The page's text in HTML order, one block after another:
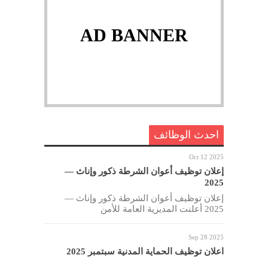
AD BANNER
احدث الوظائف
Oct 12 2025
إعلان توظيف أعوان الشرطة ذكور وإناث —
2025
إعلان توظيف أعوان الشرطة ذكور وإناث —
2025 أعلنت المديرية العامة للأمن
Sep 28 2025
اعلان توظيف الحماية المدنية سبتمبر 2025